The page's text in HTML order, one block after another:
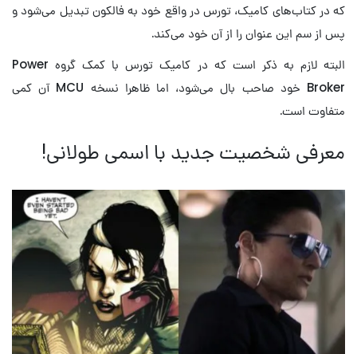
که در کتاب‌های کامیک، تورس در واقع خود به فالکون تبدیل می‌شود و
پس از سم این عنوان را از آن خود می‌کند.
البته لازم به ذکر است که در کامیک تورس با کمک گروه Power
Broker خود صاحب بال می‌شود، اما ظاهرا نسخه MCU آن کمی
متفاوت است.
معرفی شخصیت جدید با اسمی طولانی!